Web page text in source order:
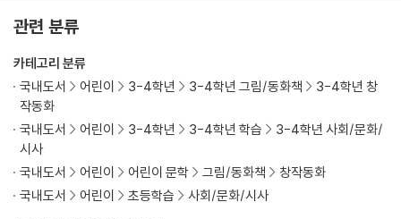
관련 분류
카테고리 분류
국내도서
어린이 3-4학년 3-4학년 그림/동화책
3-4학년 창
작동화
국내도서
어린이 3-4학년 3-4학년 학습
3-4학년 사회/문화/
시사
국내도서
어린이 어린이 문학 그림/동화책
창작동화
국내도서
어린이 초등학습 사회/문화/시사